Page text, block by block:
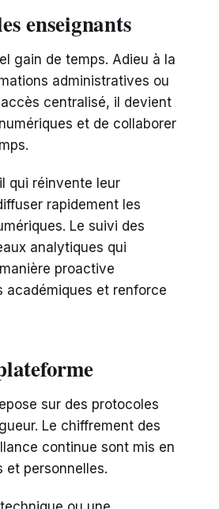
enseignants
gain de temps. Adieu à la
administratives ou
centralisé, il devient
et de collaborer
qui réinvente leur
rapidement les
Le suivi des
analytiques qui
proactive
académiques et renforce
sur des protocoles
Le chiffrement des
continue sont mis en
et personnelles.